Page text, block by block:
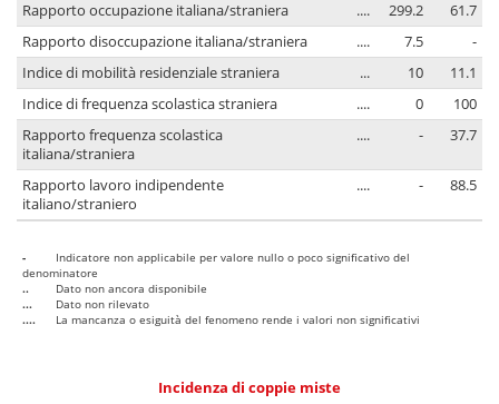
Rapporto occupazione italiana/straniera
.... 299.2
61.7
Rapporto disoccupazione italiana/straniera
.... 7.5
-
Indice di mobilità residenziale straniera
... 10
11.1
Indice di frequenza scolastica straniera
.... 0
100
Rapporto frequenza scolastica
italiana/straniera
.... - 37.7
Rapporto lavoro indipendente
italiano/straniero
.... - 88.5
-
Indicatore non applicabile per valore nullo o poco significativo del
denominatore
..
Dato non ancora disponibile
...
Dato non rilevato
....
La mancanza o esiguità del fenomeno rende i valori non significativi
Incidenza di coppie miste